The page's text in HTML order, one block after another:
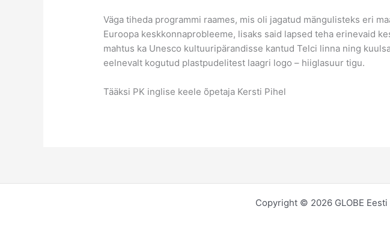
Väga tiheda programmi raames, mis oli jagatud mängulisteks eri
Euroopa keskkonnaprobleeme, lisaks said lapsed teha erinevaid
mahtus ka Unesco kultuuripärandisse kantud Telci linna ning
eelnevalt kogutud plastpudelitest laagri logo – hiiglasuur tigu.
Tääksi PK inglise keele õpetaja Kersti Pihel
Copyright © 2026 GLOBE